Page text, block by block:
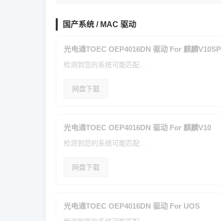
国产系统 / MAC 驱动
光电通TOEC OEP4016DN 驱动 For 麒麟
检测到您的系统可能匹配...
网盘下载
光电通TOEC OEP4016DN 驱动 For 麒麟V10
检测到您的系统可能匹配...
网盘下载
光电通TOEC OEP4016DN 驱动 For UOS